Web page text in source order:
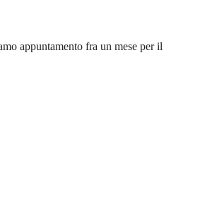
appuntamento fra un mese per il